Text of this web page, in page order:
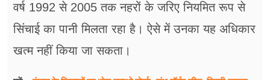
वर्ष 1992 से 2005 तक नहरों के जरिए नियमित रूप से
सिंचाई का पानी मिलता रहा है। ऐसे में उनका यह अधिकार
खत्म नहीं किया जा सकता।